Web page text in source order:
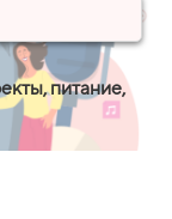
питание,